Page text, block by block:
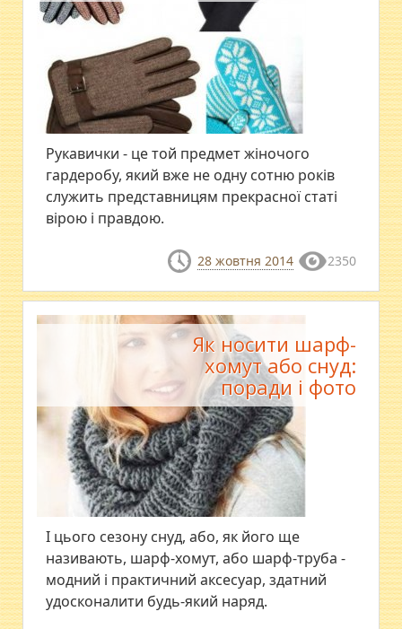
Рукавички - це той предмет жіночого
гардеробу, який вже не одну сотню років
служить представницям прекрасної статі
вірою і правдою.
28 жовтня 2014 2350
Як носити шарф-
хомут або снуд:
поради і фото
І цього сезону снуд, або, як його ще
називають, шарф-хомут, або шарф-труба -
модний і практичний аксесуар, здатний
удосконалити будь-який наряд.